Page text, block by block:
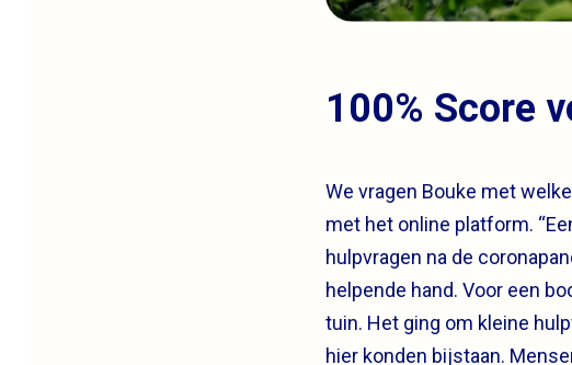
100% Score
We vragen Bouke met
met het online platform.
hulpvragen na de
helpende hand. Voor een
tuin. Het ging om kleine
hier konden bijstaan.